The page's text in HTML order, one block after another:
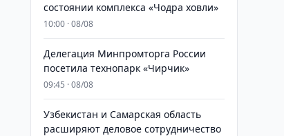
состоянии комплекса «Чодра ховли»
10:00 · 08/08
Делегация Минпромторга России
посетила технопарк «Чирчик»
09:45 · 08/08
Узбекистан и Самарская область
расширяют деловое сотрудничество